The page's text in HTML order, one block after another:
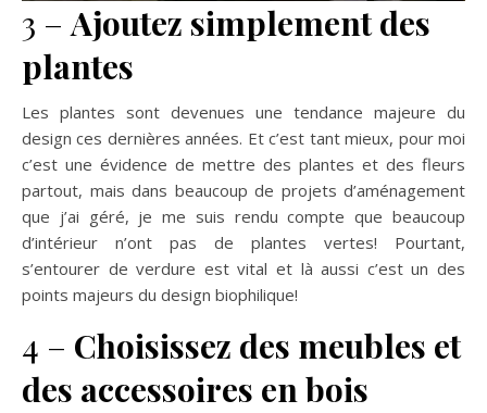
3 –Ajoutez simplement des
plantes
Les plantes sont devenues une tendance majeure du
design ces dernières années. Et c’est tant mieux, pour moi
c’est une évidence de mettre des plantes et des fleurs
partout, mais dans beaucoup de projets d’aménagement
que j’ai géré, je me suis rendu compte que beaucoup
d’intérieur n’ont pas de plantes vertes! Pourtant,
s’entourer de verdure est vital et là aussi c’est un des
points majeurs du design biophilique!
4 – Choisissez des meubles et
des accessoires en bois